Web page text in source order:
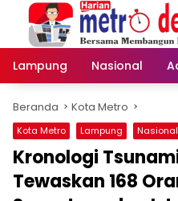
Langsung
konten
Lampung
Nasional
Beranda Kota Metro
Kota Metro Lampung Nasional
Kronologi
Tewaskan 168